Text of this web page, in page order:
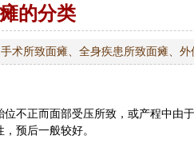
的分类
术所致面瘫、全身疾患所致面瘫、外
不正而面部受压所致，或产程中由
预后一般较好。